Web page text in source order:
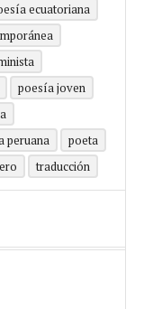
ecuatoriana
poesía joven
peruana
poeta
traducción